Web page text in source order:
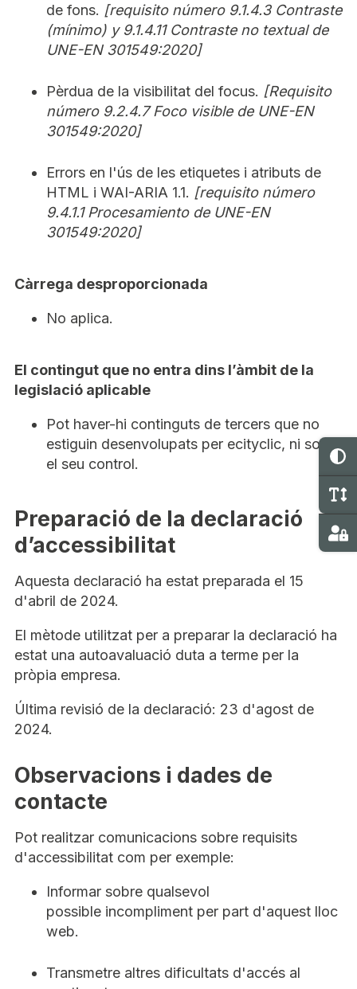
de fons. [requisito número 9.1.4.3 Contraste
(mínimo) y 9.1.4.11 Contraste no textual de
UNE-EN 301549:2020]
Pèrdua de la visibilitat del focus. [Requisito
número 9.2.4.7 Foco visible de UNE-EN
301549:2020]
Errors en l'ús de les etiquetes i atributs de
HTML i WAI-ARIA 1.1. [requisito número
9.4.1.1 Procesamiento de UNE-EN
301549:2020]
Càrrega desproporcionada
No aplica.
El contingut que no entra dins l’àmbit de la
legislació aplicable
Pot haver-hi continguts de tercers que no
estiguin desenvolupats per ecityclic, ni sota
el seu control.
Preparació de la declaració
d’accessibilitat
Aquesta declaració ha estat preparada el 15
d'abril de 2024.
El mètode utilitzat per a preparar la declaració ha
estat una autoavaluació duta a terme per la
pròpia empresa.
Última revisió de la declaració: 23 d'agost de
2024.
Observacions i dades de
contacte
Pot realitzar comunicacions sobre requisits
d'accessibilitat com per exemple:
Informar sobre qualsevol
possible incompliment per part d'aquest lloc
web.
Transmetre altres dificultats d'accés al